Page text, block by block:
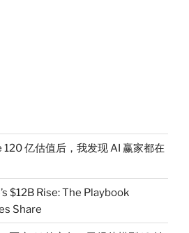
亿估值后，我发现 AI 赢家都在
$12B Rise: The Playbook
Share